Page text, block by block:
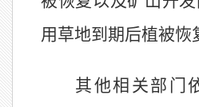
用草地到期后植被恢
其他相关部门